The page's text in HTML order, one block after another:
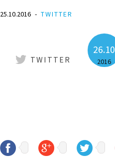
25.10.2016 TWITTER
TWITTER
26.10
2016